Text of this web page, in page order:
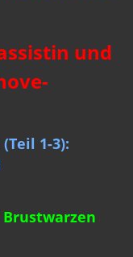
und
1-3):
Brustwarzen